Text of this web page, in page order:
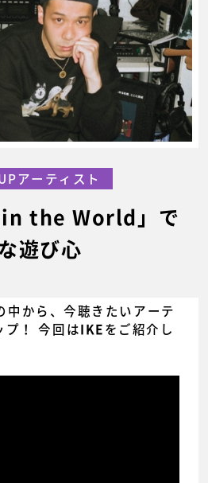
in the World」で
遊び心
アーティスト
中から、今聴きたいアーテ
プ！ 今回はIKE をご紹介し